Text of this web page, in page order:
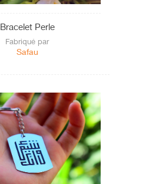
Bracelet Perle
Fabriqué par
Safau